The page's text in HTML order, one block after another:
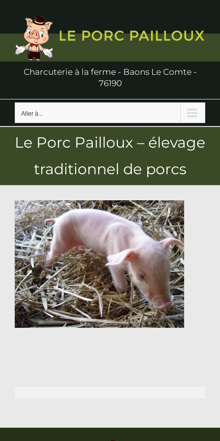
contenu
Charcuterie à la ferme - Baons Le Comte -
76190
Aller à...
Le Porc Pailloux – élevage
traditionnel de porcs